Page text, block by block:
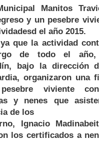
Manitos
y un pesebre
el año 2015.
que la actividad
de todo el
bajo la dirección
organizaron una
viviente
y nenes que
de los
Ignacio
los certificados a